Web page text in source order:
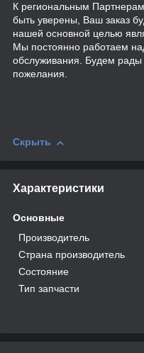
К региональным
быть уверены, Ваш заказ
нашей основной целью
Мы постоянно работаем
обслуживания. Будем
пожелания.
Скрыть
Характеристики
Основные
Производитель
Страна производитель
Состояние
Тип запчасти